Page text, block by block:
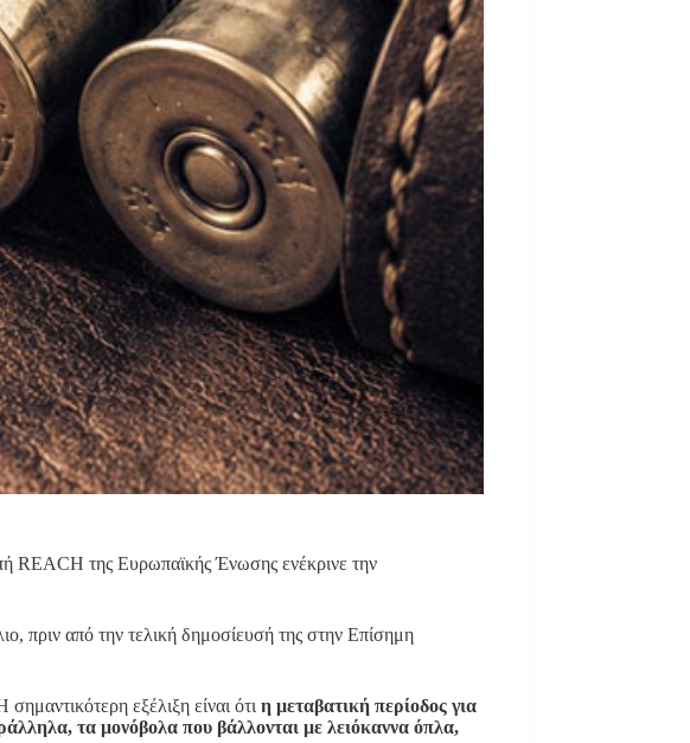
REACH της Ευρωπαϊκής Ένωσης ενέκρινε την
πριν από την τελική δημοσίευσή της στην Επίσημη
εξέλιξη είναι ότι η μεταβατική περίοδος για
τα μονόβολα που βάλλονται με λειόκαννα όπλα,